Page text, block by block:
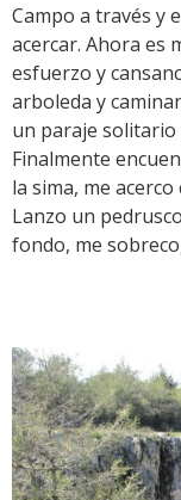
Campo a través y
acercar. Ahora es
esfuerzo y
arboleda y
un paraje solitario
Finalmente
la sima, me
Lanzo un
fondo, me